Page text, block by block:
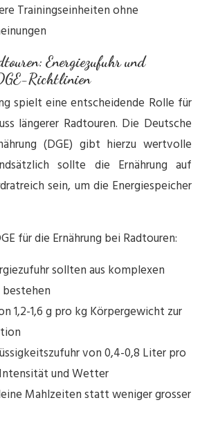
Trainingseinheiten ohne
Energiezufuhr und
Richtlinien
spielt eine entscheidende Rolle für
längerer Radtouren. Die Deutsche
(DGE) gibt hierzu wertvolle
sollte die Ernährung auf
sein, um die Energiespeicher
für die Ernährung bei Radtouren:
sollten aus komplexen
1,2-1,6 g pro kg Körpergewicht zur
von 0,4-0,8 Liter pro
und Wetter
Mahlzeiten statt weniger grosser